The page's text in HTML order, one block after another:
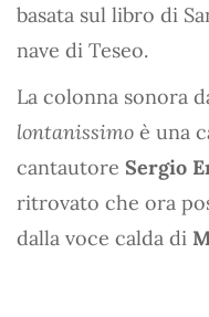
basata sul libro di
nave di Teseo.
La colonna sonora
lontanissimo è una
cantautore Sergio
ritrovato che ora
dalla voce calda di